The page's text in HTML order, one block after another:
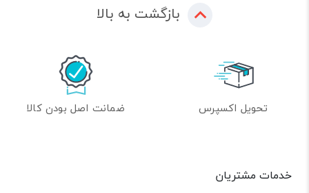
بازگشت به بالا
تحویل اکسپرس ضمانت اصل بودن کالا
خدمات مشتریان